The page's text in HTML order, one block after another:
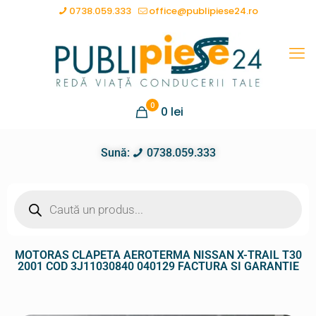
0738.059.333 office@publipiese24.ro
0 0 lei
Sună: 0738.059.333
MOTORAS CLAPETA AEROTERMA NISSAN X-TRAIL T30
2001 COD 3J11030840 040129 FACTURA SI GARANTIE